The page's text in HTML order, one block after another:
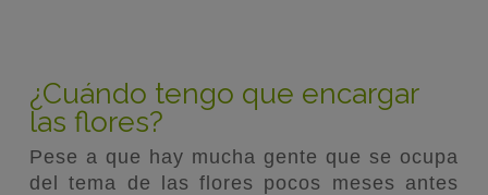
¿Cuándo tengo que encargar
las flores?
Pese a que hay mucha gente que se ocupa
del tema de las flores pocos meses antes